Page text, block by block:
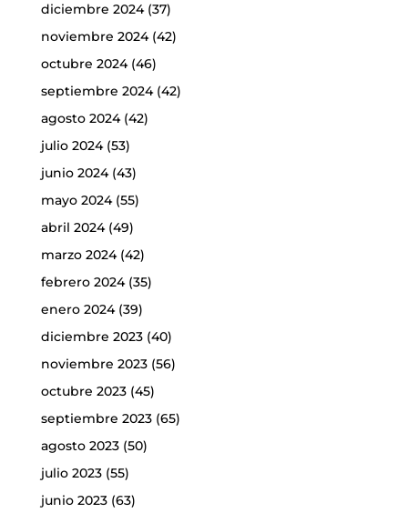
diciembre 2024(37)
noviembre 2024(42)
octubre 2024(46)
septiembre 2024(42)
agosto 2024(42)
julio 2024(53)
junio 2024(43)
mayo 2024(55)
abril 2024(49)
marzo 2024(42)
febrero 2024(35)
enero 2024(39)
diciembre 2023(40)
noviembre 2023(56)
octubre 2023(45)
septiembre 2023(65)
agosto 2023(50)
julio 2023(55)
junio 2023(63)